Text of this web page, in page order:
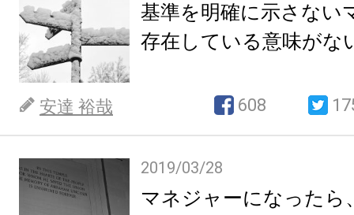
基準を明確に示さない
存在している意味がな
安達 裕哉 608
2019/03/28
マネジャーになったら